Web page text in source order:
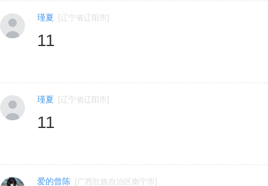
瑾夏 [ 辽宁省辽阳市]
11
瑾夏 [ 辽宁省辽阳市]
11
爱的曾陈 [ 广西壮族自治区南宁市]